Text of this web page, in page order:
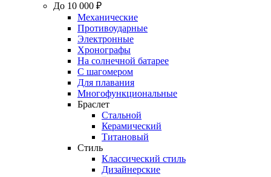
До 10 000 ₽
Механические
Противоударные
Электронные
Хронографы
На солнечной батарее
С шагомером
Для плавания
Многофункциональные
Браслет
Стальной
Керамический
Титановый
Стиль
Классический стиль
Дизайнерские